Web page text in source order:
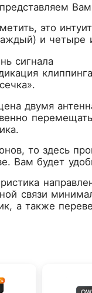
это
и четыре
сигнала
двумя
то здесь
Вам будет
связи
а также